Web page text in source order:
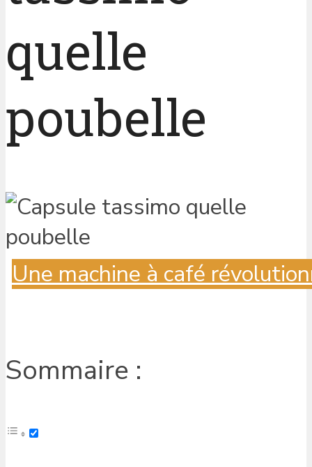
quelle
poubelle
Une machine à café
Sommaire :